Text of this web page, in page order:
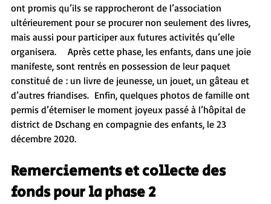
ont promis qu’ils se rapprocheront de l’association
ultérieurement pour se procurer non seulement des livres,
mais aussi pour participer aux futures activités qu’elle
organisera.    Après cette phase, les enfants, dans une joie
manifeste, sont rentrés en possession de leur paquet
constitué de : un livre de jeunesse, un jouet, un gâteau et
d’autres friandises.  Enfin, quelques photos de famille ont
permis d’éterniser le moment joyeux passé à l’hôpital de
district de Dschang en compagnie des enfants, le 23
décembre 2020.
Remerciements et collecte des
fonds pour la phase 2